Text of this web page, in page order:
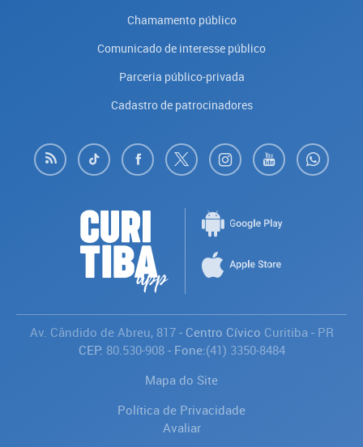
Chamamento público
Comunicado de interesse público
Parceria público-privada
Cadastro de patrocinadores
Av. Cândido de Abreu, 817- Centro Cívico Curitiba - PR
CEP: 80.530-908- Fone:(41) 3350-8484
Mapa do Site
Política de Privacidade
Avaliar